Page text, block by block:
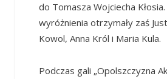
do Tomasza Wojciecha
wyróżnienia otrzymały zaś
Kowol, Anna Król i Maria Kula.
Podczas gali „Opolszczyzna